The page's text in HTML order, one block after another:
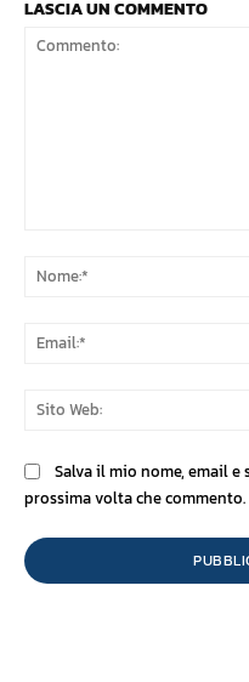
LASCIA UN COMMENTO
Salva il mio nome, email
prossima volta che commento.